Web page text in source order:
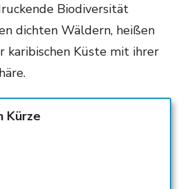
Biodiversität
dichten Wäldern, heißen
karibischen Küste mit ihrer
Kürze